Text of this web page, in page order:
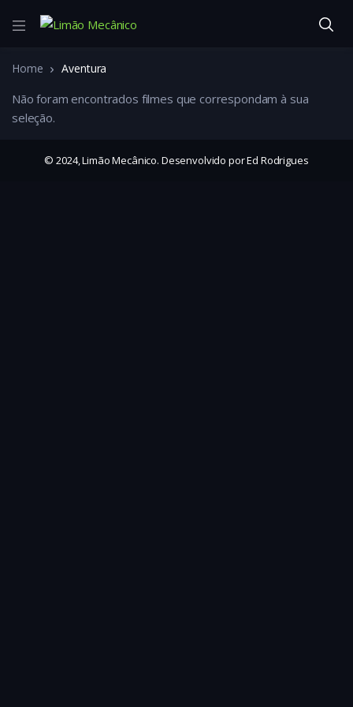
Home Aventura
Não foram encontrados filmes que correspondam à sua
seleção.
© 2024, Limão Mecânico. Desenvolvido por Ed Rodrigues